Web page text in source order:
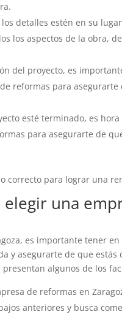
detalles estén en su
los aspectos de la obra,
del proyecto, es
reformas para
esté terminado, es
para asegurarte de
correcto para lograr una
elegir una
es importante tener
y asegurarte de que
algunos de los
de reformas en
anteriores y busca